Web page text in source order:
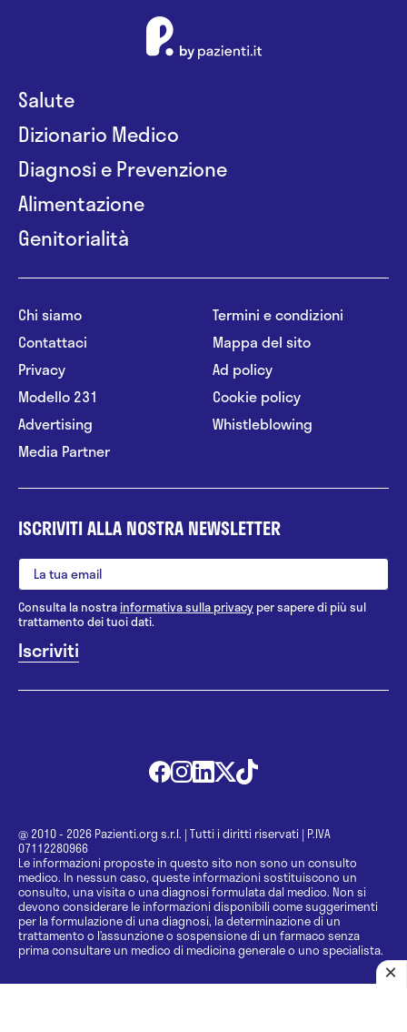
Salute
Dizionario Medico
Diagnosi e Prevenzione
Alimentazione
Genitorialità
Chi siamo
Contattaci
Privacy
Modello 231
Advertising
Media Partner
Termini e condizioni
Mappa del sito
Ad policy
Cookie policy
Whistleblowing
ISCRIVITI ALLA NOSTRA NEWSLETTER
Consulta la nostrainformativa sulla privacy per sapere di più sul
trattamento dei tuoi dati.
@ 2010 - 2026 Pazienti.org s.r.l. | Tutti i diritti riservati | P.IVA
07112280966
Le informazioni proposte in questo sito non sono un consulto
medico. In nessun caso, queste informazioni sostituiscono un
consulto, una visita o una diagnosi formulata dal medico. Non si
devono considerare le informazioni disponibili come suggerimenti
per la formulazione di una diagnosi, la determinazione di un
trattamento o l’assunzione o sospensione di un farmaco senza
prima consultare un medico di medicina generale o uno specialista.